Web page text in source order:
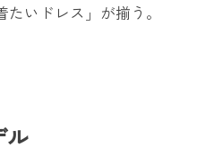
いドレス」が揃う。
ル